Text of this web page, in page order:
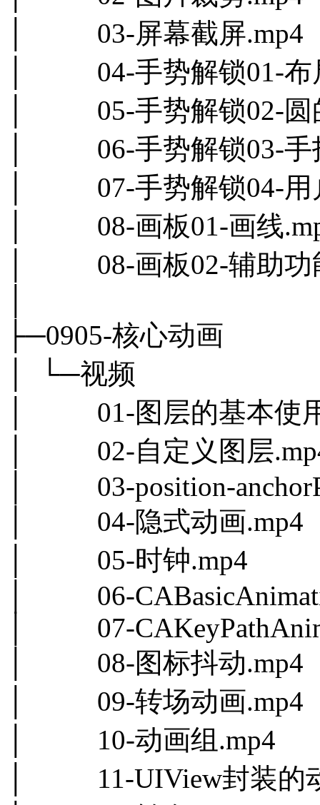
│ 03-屏幕截屏.mp4
│ 04-手势解锁01-布
│ 05-手势解锁02-圆
│ 06-手势解锁03-手
│ 07-手势解锁04-用
│ 08-画板01-画线
│ 08-画板02-辅助功
├─0905-核心动画
│ └─视频
│ 01-图层的基本使
│ 02-自定义图层
│ 03-position-
│ 04-隐式动画.mp4
│ 05-时钟.mp4
│ 06-
│ 07-
│ 08-图标抖动.mp4
│ 09-转场动画.mp4
│ 10-动画组.mp4
│ 11-UIView封装的